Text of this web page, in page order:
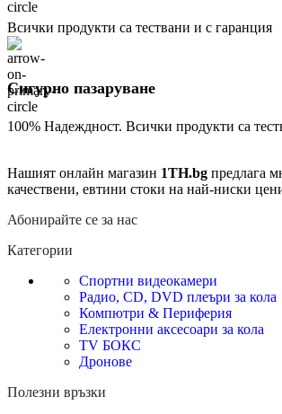
Всички продукти са тествани и с гаранция
Сигурно пазаруване
100% Надеждност. Всички продукти са
Нашият онлайн магазин 1TH.bg предлага
качествени, евтини стоки на най-ниски
Абонирайте се за нас
Категории
Спортни видеокамери
Радио, CD, DVD плеъри за кола
Компютри & Периферия
Електронни аксесоари за кола
TV БОКС
Дронове
Полезни връзки